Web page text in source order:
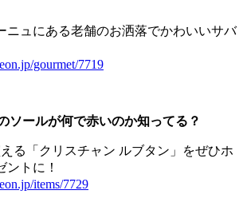
ニュにある老舗のお洒落でかわいいサバ
gourmet/7719
ソールが何で赤いのか知ってる？
る「クリスチャン ルブタン」をぜひホ
ントに！
items/7729